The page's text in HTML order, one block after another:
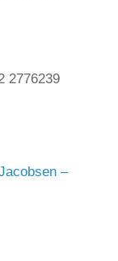
2776239
–